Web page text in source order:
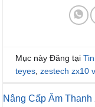
Mục này Đăng tại
teyes zestech zx10
Nâng Cấp Âm